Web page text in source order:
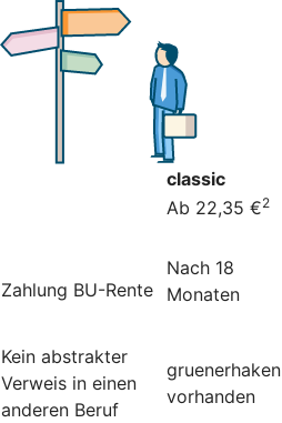
classic
Ab 22,35 €2
Zahlung BU-Rente
Nach 18
Monaten
Kein abstrakter
Verweis in einen
anderen Beruf
gruenerhaken
vorhanden